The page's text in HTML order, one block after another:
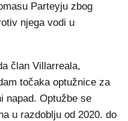
Parteyju zbog
njega vodi u
član Villarreala,
točaka optužnice za
napad. Optužbe se
u razdoblju od 2020. do